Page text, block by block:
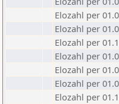
Elozahl per
Elozahl per
Elozahl per
Elozahl per
Elozahl per
Elozahl per
Elozahl per